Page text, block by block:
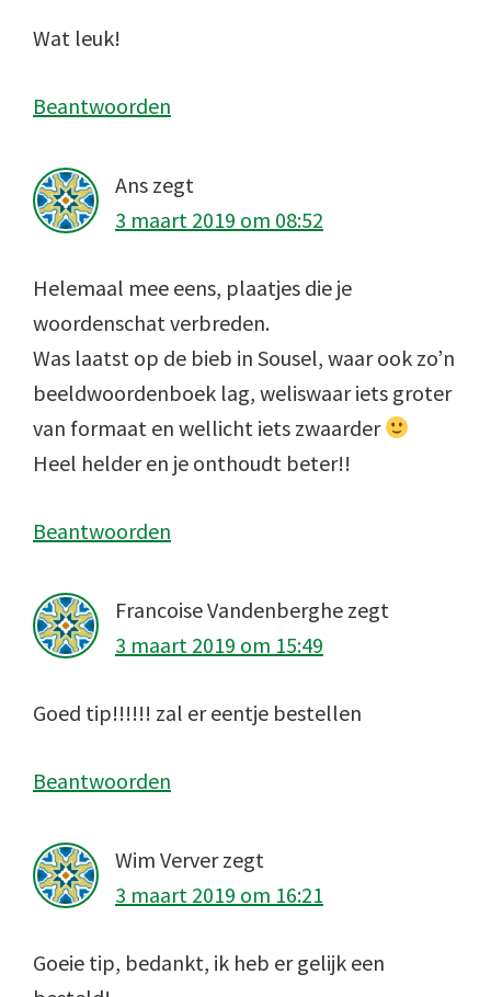
Wat leuk!
Beantwoorden
Ans zegt
3 maart 2019 om 08:52
Helemaal mee eens, plaatjes die je
woordenschat verbreden.
Was laatst op de bieb in Sousel, waar ook zo’n
beeldwoordenboek lag, weliswaar iets groter
van formaat en wellicht iets zwaarder
Heel helder en je onthoudt beter!!
Beantwoorden
Francoise Vandenberghe zegt
3 maart 2019 om 15:49
Goed tip!!!!!! zal er eentje bestellen
Beantwoorden
Wim Verver zegt
3 maart 2019 om 16:21
Goeie tip, bedankt, ik heb er gelijk een